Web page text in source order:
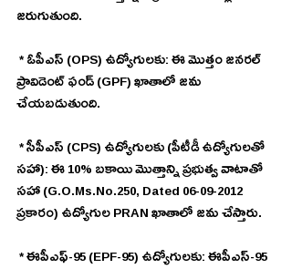
జరుగుతుంది.
ప్రావిడెంట్ ఫండ్ (GPF) ఖాతాలో జమ
చేయబడుతుంది.
సహా): ఈ 10% బకాయి మొత్తాన్ని ప్రభుత్వ వాటాతో
సహా (G.O.Ms.No.250, Dated 06-09-2012
ప్రకారం) ఉద్యోగుల PRAN ఖాతాలో జమ చేస్తారు.